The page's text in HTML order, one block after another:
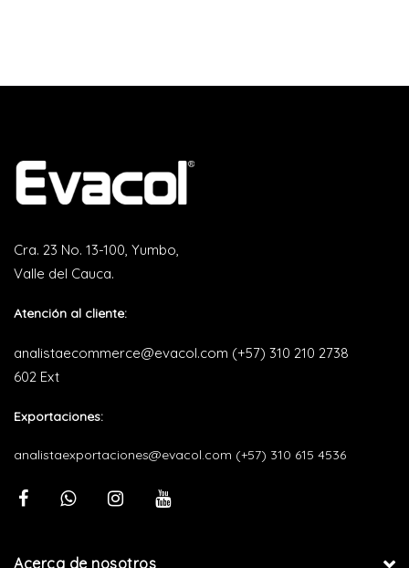
Cra. 23 No. 13-100, Yumbo,
Valle del Cauca.
Atención al cliente:
analistaecommerce@evacol.com (+57) 310 210 2738
602 Ext
Exportaciones:
analistaexportaciones@evacol.com (+57) 310 615 4536
Acerca de nosotros